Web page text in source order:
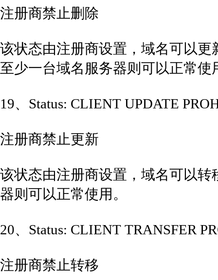
注册商禁止删除
该状态由注册商设置，域名可以
至少一台域名服务器则可以正常
19、Status: CLIENT UPDATE
注册商禁止更新
该状态由注册商设置，域名可以
器则可以正常使用。
20、Status: CLIENT TRANSFER
注册商禁止转移